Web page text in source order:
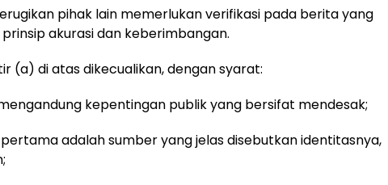
pihak lain memerlukan verifikasi pada berita yang
akurasi dan keberimbangan.
(a) di atas dikecualikan, dengan syarat:
kepentingan publik yang bersifat mendesak;
adalah sumber yang jelas disebutkan identitasnya,